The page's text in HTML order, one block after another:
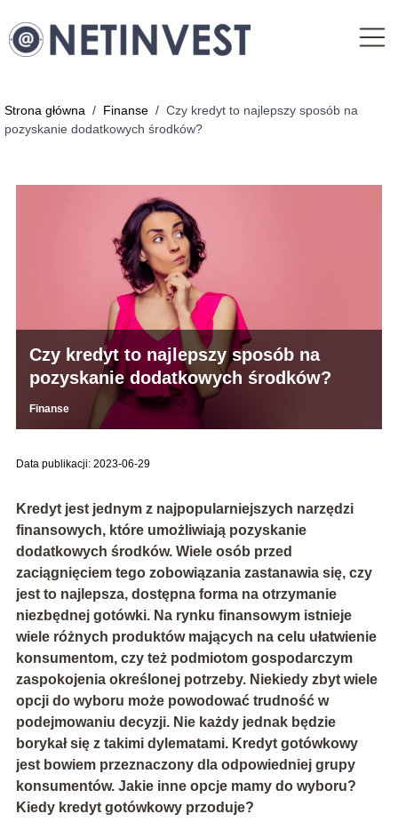
Strona główna / Finanse / Czy kredyt to najlepszy sposób na
pozyskanie dodatkowych środków?
Czy kredyt to najlepszy sposób na
pozyskanie dodatkowych środków?
Finanse
Data publikacji: 2023-06-29
Kredyt jest jednym z najpopularniejszych narzędzi
finansowych, które umożliwiają pozyskanie
dodatkowych środków. Wiele osób przed
zaciągnięciem tego zobowiązania zastanawia się, czy
jest to najlepsza, dostępna forma na otrzymanie
niezbędnej gotówki. Na rynku finansowym istnieje
wiele różnych produktów mających na celu ułatwienie
konsumentom, czy też podmiotom gospodarczym
zaspokojenia określonej potrzeby. Niekiedy zbyt wiele
opcji do wyboru może powodować trudność w
podejmowaniu decyzji. Nie każdy jednak będzie
borykał się z takimi dylematami. Kredyt gotówkowy
jest bowiem przeznaczony dla odpowiedniej grupy
konsumentów. Jakie inne opcje mamy do wyboru?
Kiedy kredyt gotówkowy przoduje?